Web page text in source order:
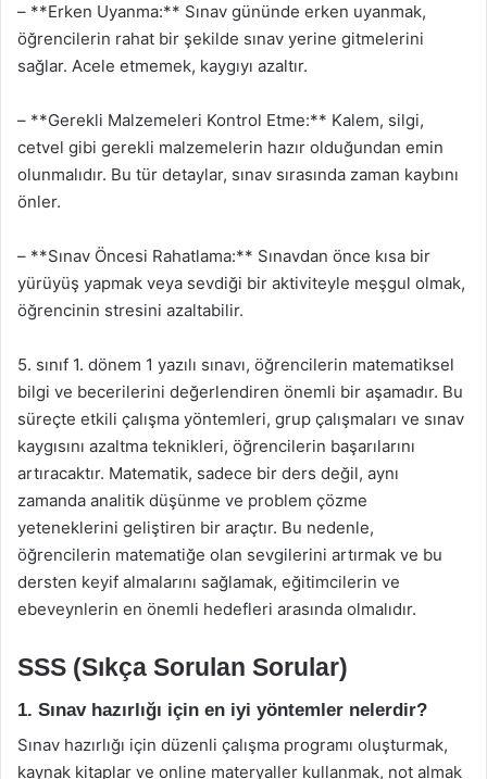
– **Erken Uyanma:** Sınav gününde erken uyanmak,
öğrencilerin rahat bir şekilde sınav yerine gitmelerini
sağlar. Acele etmemek, kaygıyı azaltır.
– **Gerekli Malzemeleri Kontrol Etme:** Kalem, silgi,
cetvel gibi gerekli malzemelerin hazır olduğundan emin
olunmalıdır. Bu tür detaylar, sınav sırasında zaman kaybını
önler.
– **Sınav Öncesi Rahatlama:** Sınavdan önce kısa bir
yürüyüş yapmak veya sevdiği bir aktiviteyle meşgul olmak,
öğrencinin stresini azaltabilir.
5. sınıf 1. dönem 1 yazılı sınavı, öğrencilerin matematiksel
bilgi ve becerilerini değerlendiren önemli bir aşamadır. Bu
süreçte etkili çalışma yöntemleri, grup çalışmaları ve sınav
kaygısını azaltma teknikleri, öğrencilerin başarılarını
artıracaktır. Matematik, sadece bir ders değil, aynı
zamanda analitik düşünme ve problem çözme
yeteneklerini geliştiren bir araçtır. Bu nedenle,
öğrencilerin matematiğe olan sevgilerini artırmak ve bu
dersten keyif almalarını sağlamak, eğitimcilerin ve
ebeveynlerin en önemli hedefleri arasında olmalıdır.
SSS (Sıkça Sorulan Sorular)
1. Sınav hazırlığı için en iyi yöntemler nelerdir?
Sınav hazırlığı için düzenli çalışma programı oluşturmak,
kaynak kitaplar ve online materyaller kullanmak, not almak